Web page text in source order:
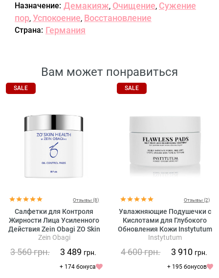
Назначение: Демакияж, Очищение, Сужение
пор, Успокоение, Восстановление
Страна: Германия
Вам может понравиться
SALE
Отзывы (8)
Салфетки для Контроля
Жирности Лица Усиленного
Действия Zein Obagi ZO Skin
Health Oil Control Pads
Zein Obagi
3 560грн. 3 489 грн.
+ 174 бонуса
SALE
Отзывы (2)
Увлажняющие Подушечки с
Кислотами для Глубокого
Обновления Кожи Instytutum
Flawless Pads
Instytutum
4 600грн. 3 910 грн.
+ 195 бонусов